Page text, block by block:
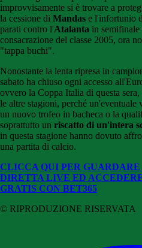
improvvisamente si è trovare a
la cessione di Mandas e l'infortunio
parati contro l'Atalanta in
consacrazione del classe 2005, ora
"tappa buchi".
Nonostante la lenta ripresa in
sabato ha chiuso ogni accesso
ovvero la Coppa Italia di questa
le altre stagioni, perché
un nuovo trofeo in bacheca o la
soprattutto un riscatto di un'intera
in questa stagione hanno dovuto
una partita di calcio.
CLICCA QUI PER
DIRETTA LIVE ED
GRATIS CON BET365
© RIPRODUZIONE RISERVATA